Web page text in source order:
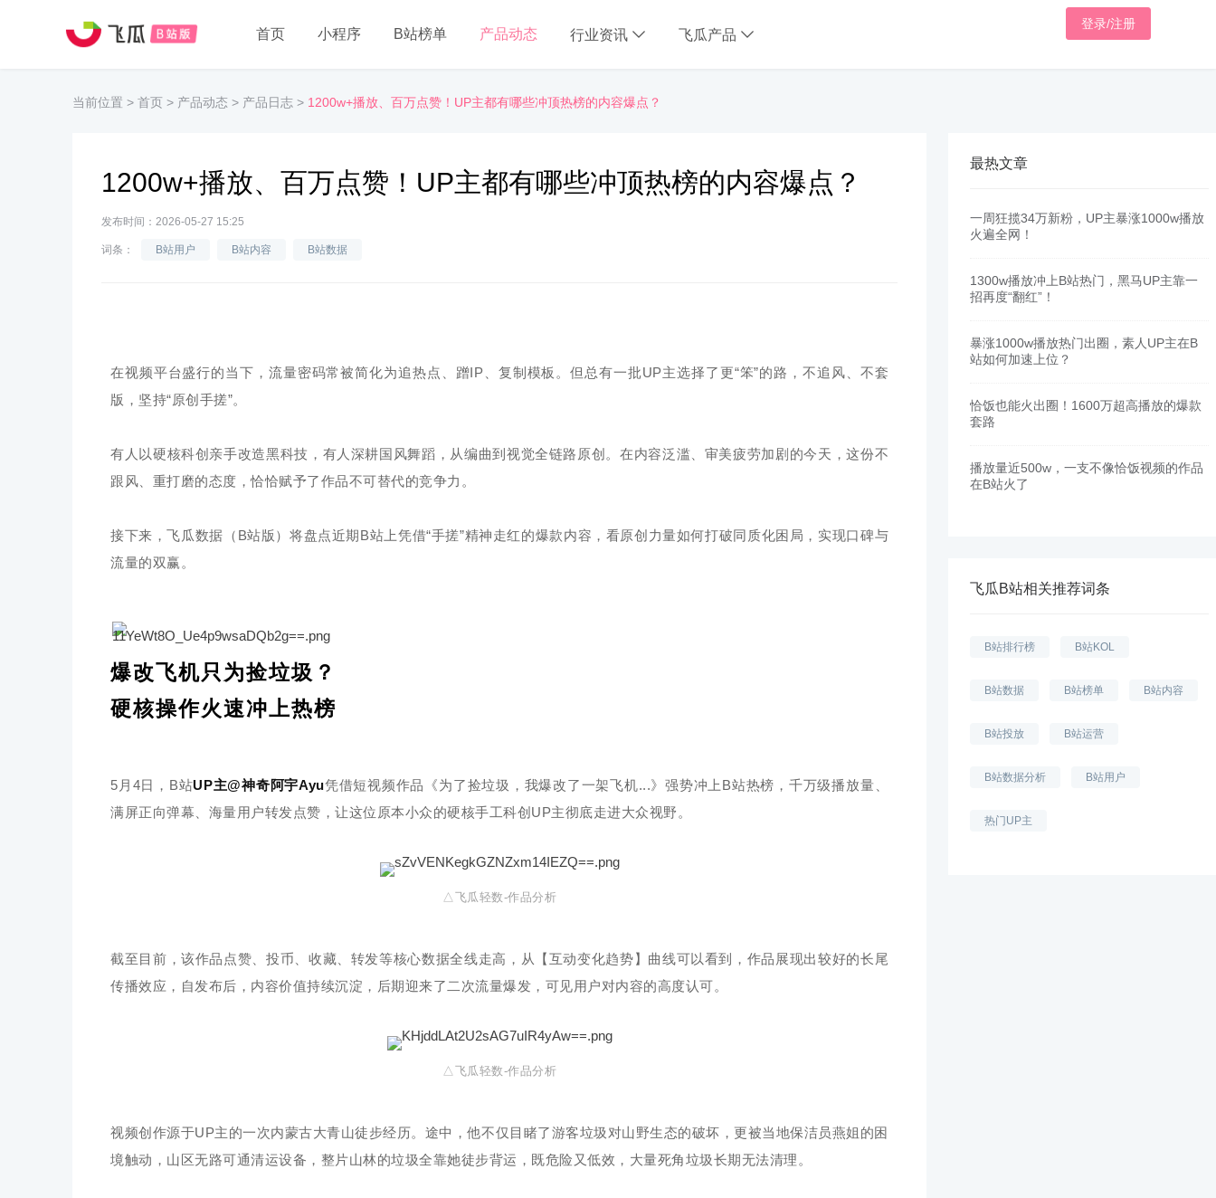
首页 小程序 B站榜单 产品动态 行业资讯 飞瓜产品
登录/注册
当前位置 > 首页 > 产品动态 > 产品日志 > 1200w+播放、百万点赞！UP主都有哪些冲顶热榜的内容爆点？
1200w+播放、百万点赞！UP主都有哪些冲顶热榜的内容爆点？
发布时间：2026-05-27 15:25
词条： B站用户 B站内容 B站数据
在视频平台盛行的当下，流量密码常被简化为追热点、蹭IP、复制模板。但总有一批UP主选择了更“笨”的路，不追风、不套
版，坚持“原创手搓”。
有人以硬核科创亲手改造黑科技，有人深耕国风舞蹈，从编曲到视觉全链路原创。在内容泛滥、审美疲劳加剧的今天，这份不
跟风、重打磨的态度，恰恰赋予了作品不可替代的竞争力。
接下来，飞瓜数据（B站版）将盘点近期B站上凭借“手搓”精神走红的爆款内容，看原创力量如何打破同质化困局，实现口碑与
流量的双赢。
爆改飞机只为捡垃圾？
硬核操作火速冲上热榜
5月4日，B站UP主@神奇阿宇Ayu凭借短视频作品《为了捡垃圾，我爆改了一架飞机...》强势冲上B站热榜，千万级播放量、
满屏正向弹幕、海量用户转发点赞，让这位原本小众的硬核手工科创UP主彻底走进大众视野。
△飞瓜轻数-作品分析
截至目前，该作品点赞、投币、收藏、转发等核心数据全线走高，从【互动变化趋势】曲线可以看到，作品展现出较好的长尾
传播效应，自发布后，内容价值持续沉淀，后期迎来了二次流量爆发，可见用户对内容的高度认可。
△飞瓜轻数-作品分析
视频创作源于UP主的一次内蒙古大青山徒步经历。途中，他不仅目睹了游客垃圾对山野生态的破坏，更被当地保洁员燕姐的困
境触动，山区无路可通清运设备，整片山林的垃圾全靠她徒步背运，既危险又低效，大量死角垃圾长期无法清理。
最热文章
一周狂揽34万新粉，UP主暴涨1000w播放
火遍全网！
1300w播放冲上B站热门，黑马UP主靠一
招再度“翻红”！
暴涨1000w播放热门出圈，素人UP主在B
站如何加速上位？
恰饭也能火出圈！1600万超高播放的爆款
套路
播放量近500w，一支不像恰饭视频的作品
在B站火了
飞瓜B站相关推荐词条
B站排行榜 B站KOL
B站数据 B站榜单 B站内容
B站投放 B站运营
B站数据分析 B站用户
热门UP主